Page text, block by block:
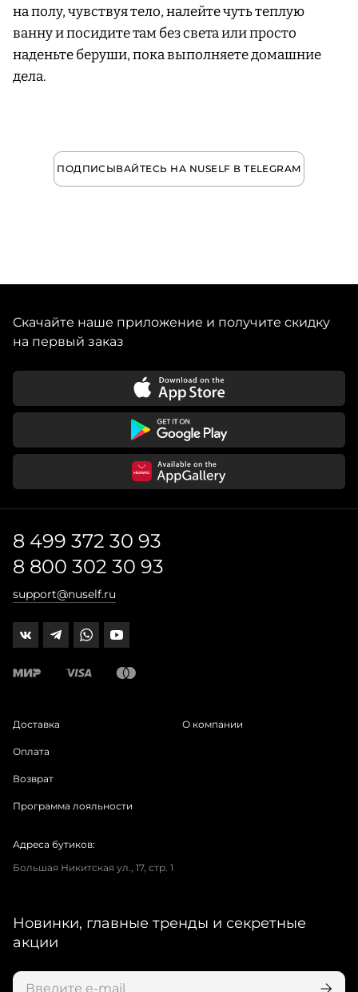
на полу, чувствуя тело, налейте чуть теплую
ванну и посидите там без света или просто
наденьте беруши, пока выполняете домашние
дела.
ПОДПИСЫВАЙТЕСЬ НА NUSELF В TELEGRAM
Скачайте наше приложение и получите скидку
на первый заказ
8 499 372 30 93
8 800 302 30 93
support@nuself.ru
Доставка
Оплата
Возврат
Программа лояльности
О компании
Адреса бутиков:
Большая Никитская ул., 17, стр. 1
Новинки, главные тренды и секретные
акции